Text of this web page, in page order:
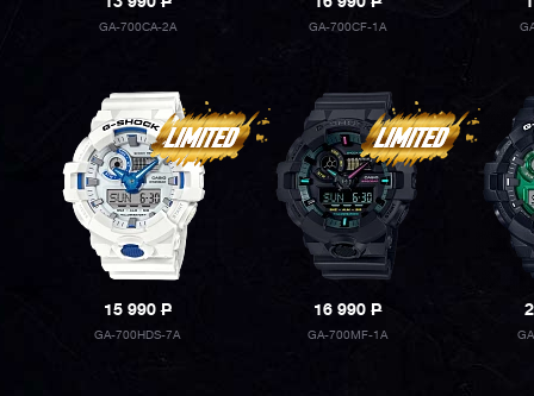
GA-700CA-2A GA-700CF-1A
15 990P
GA-700HDS-7A
16 990P
GA-700MF-1A